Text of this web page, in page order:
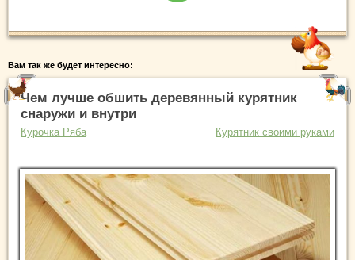
Вам так же будет интересно:
Чем лучше обшить деревянный курятник
снаружи и внутри
Курочка Ряба Курятник своими руками